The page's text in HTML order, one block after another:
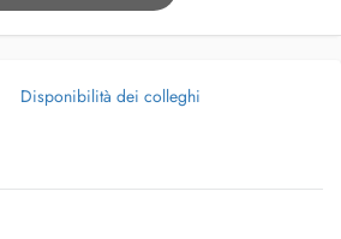
Disponibilità dei colleghi